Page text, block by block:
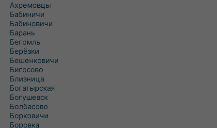
Ахремовцы
Бабиничи
Бабиновичи
Барань
Бегомль
Берёзки
Бешенковичи
Бигосово
Близница
Богатырская
Богушевск
Болбасово
Борковичи
Боровка